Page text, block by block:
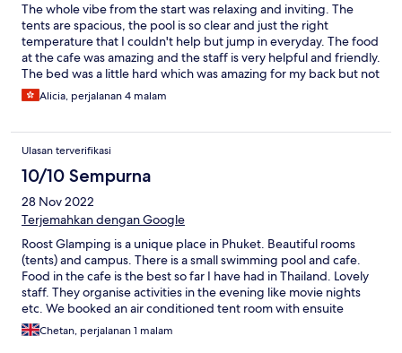
The whole vibe from the start was relaxing and inviting. The
tents are spacious, the pool is so clear and just the right
temperature that I couldn't help but jump in everyday. The food
at the cafe was amazing and the staff is very helpful and friendly.
The bed was a little hard which was amazing for my back but not
so much my hips :P The only issue I had (which was at no fault of
Roost Glamping) is the "party scene" that I had no choice in
100m radius on the camp so if you enjoy the the night life then it
is perfect for you but if you want to get a good early night then
be prepared to fall asleep to the beats of the night :)
Alicia, perjalanan 4 malam
Ulasan terverifikasi
10/10 Sempurna
28 Nov 2022
Terjemahkan dengan Google
Roost Glamping is a unique place in Phuket. Beautiful rooms
(tents) and campus. There is a small swimming pool and cafe.
Food in the cafe is the best so far I have had in Thailand. Lovely
staff. They organise activities in the evening like movie nights
etc. We booked an air conditioned tent room with ensuite
washroom. The washroom was outside of the tent but wasn't
much of an issue. The tent was pretty and clean. There are
Chetan, perjalanan 1 malam